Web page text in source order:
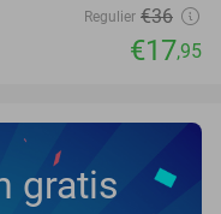
Regulier €36
€17,95
gratis